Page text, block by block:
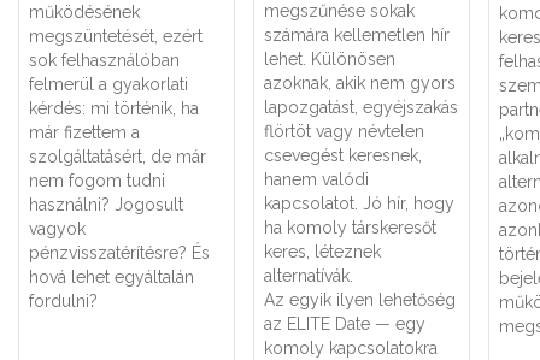
működésének
megszüntetését, ezért
sok felhasználóban
felmerül a gyakorlati
kérdés: mi történik, ha
már fizettem a
szolgáltatásért, de már
nem fogom tudni
használni? Jogosult
vagyok
pénzvisszatérítésre? És
hová lehet egyáltalán
fordulni?
megszűnése sokak
számára kellemetlen hír
lehet. Különösen
azoknak, akik nem gyors
lapozgatást, egyéjszakás
flörtöt vagy névtelen
csevegést keresnek,
hanem valódi
kapcsolatot. Jó hír, hogy
ha komoly társkeresőt
keres, léteznek
alternatívák.
Az egyik ilyen lehetőség
az ELITE Date — egy
komoly kapcsolatokra